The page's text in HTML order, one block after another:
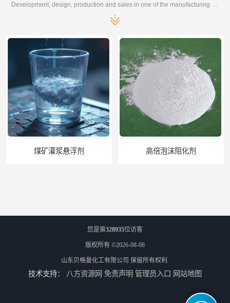
Development, design, production and sales in one of the manufacturing enterprises
高倍泡沫阻化剂
您是第328935位访客
版权所有 ©2026-08-08
山东贝格曼化工有限公司 保留所有权利.
技术支持： 八方资源网 免责声明 管理员入口 网站地图